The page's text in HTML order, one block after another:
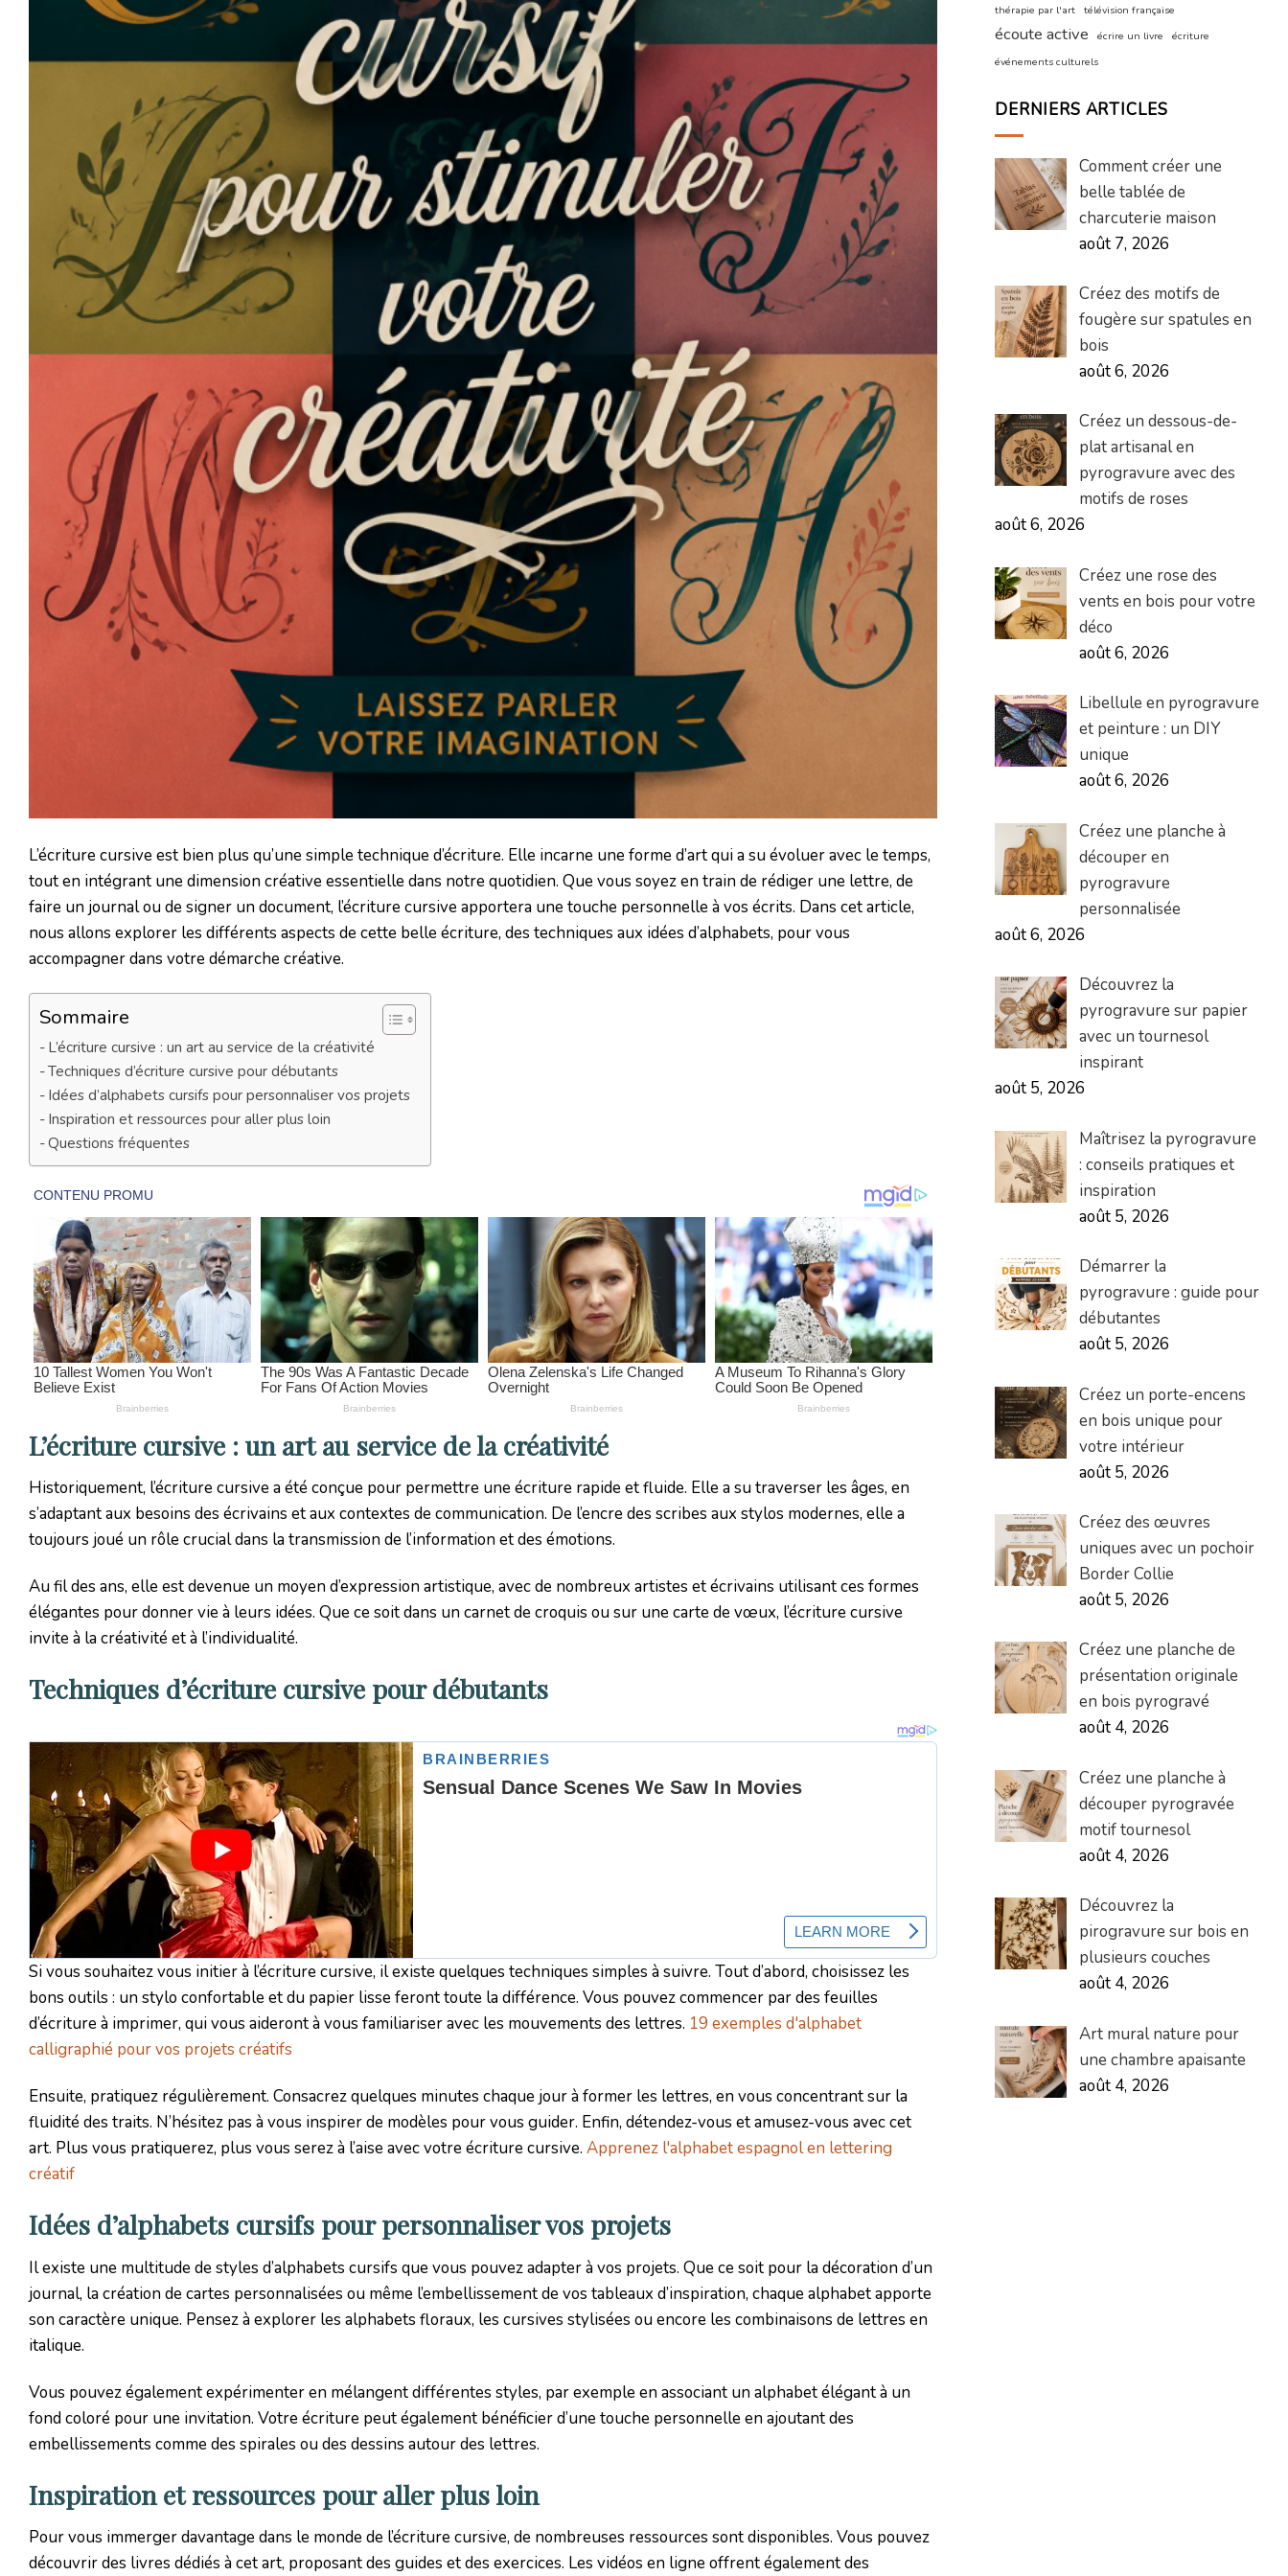
L’écriture cursive est bien plus qu’une simple technique d’écriture. Elle incarne une forme d’art qui a su évoluer avec le temps,
tout en intégrant une dimension créative essentielle dans notre quotidien. Que vous soyez en train de rédiger une lettre, de
faire un journal ou de signer un document, l’écriture cursive apportera une touche personnelle à vos écrits. Dans cet article,
nous allons explorer les différents aspects de cette belle écriture, des techniques aux idées d’alphabets, pour vous
accompagner dans votre démarche créative.
Sommaire
L’écriture cursive : un art au service de la créativité
Techniques d’écriture cursive pour débutants
Idées d’alphabets cursifs pour personnaliser vos projets
Inspiration et ressources pour aller plus loin
Questions fréquentes
L’écriture cursive : un art au service de la créativité
Historiquement, l’écriture cursive a été conçue pour permettre une écriture rapide et fluide. Elle a su traverser les âges, en
s’adaptant aux besoins des écrivains et aux contextes de communication. De l’encre des scribes aux stylos modernes, elle a
toujours joué un rôle crucial dans la transmission de l’information et des émotions.
Au fil des ans, elle est devenue un moyen d’expression artistique, avec de nombreux artistes et écrivains utilisant ces formes
élégantes pour donner vie à leurs idées. Que ce soit dans un carnet de croquis ou sur une carte de vœux, l’écriture cursive
invite à la créativité et à l’individualité.
Techniques d’écriture cursive pour débutants
Si vous souhaitez vous initier à l’écriture cursive, il existe quelques techniques simples à suivre. Tout d’abord, choisissez les
bons outils : un stylo confortable et du papier lisse feront toute la différence. Vous pouvez commencer par des feuilles
d’écriture à imprimer, qui vous aideront à vous familiariser avec les mouvements des lettres. 19 exemples d'alphabet
calligraphié pour vos projets créatifs
Ensuite, pratiquez régulièrement. Consacrez quelques minutes chaque jour à former les lettres, en vous concentrant sur la
fluidité des traits. N’hésitez pas à vous inspirer de modèles pour vous guider. Enfin, détendez-vous et amusez-vous avec cet
art. Plus vous pratiquerez, plus vous serez à l’aise avec votre écriture cursive. Apprenez l'alphabet espagnol en lettering
créatif
Idées d’alphabets cursifs pour personnaliser vos projets
Il existe une multitude de styles d’alphabets cursifs que vous pouvez adapter à vos projets. Que ce soit pour la décoration d’un
journal, la création de cartes personnalisées ou même l’embellissement de vos tableaux d’inspiration, chaque alphabet apporte
son caractère unique. Pensez à explorer les alphabets floraux, les cursives stylisées ou encore les combinaisons de lettres en
italique.
Vous pouvez également expérimenter en mélangent différentes styles, par exemple en associant un alphabet élégant à un
fond coloré pour une invitation. Votre écriture peut également bénéficier d’une touche personnelle en ajoutant des
embellissements comme des spirales ou des dessins autour des lettres.
Inspiration et ressources pour aller plus loin
Pour vous immerger davantage dans le monde de l’écriture cursive, de nombreuses ressources sont disponibles. Vous pouvez
découvrir des livres dédiés à cet art, proposant des guides et des exercices. Les vidéos en ligne offrent également des
thérapie par l'art télévision française
écoute active écrire un livre
écriture
événements culturels
DERNIERS ARTICLES
Comment créer une
belle tablée de
charcuterie maison
août 7, 2026
Créez des motifs de
fougère sur spatules en
bois
août 6, 2026
Créez un dessous-de-
plat artisanal en
pyrogravure avec des
motifs de roses
août 6, 2026
Créez une rose des
vents en bois pour votre
déco
août 6, 2026
Libellule en pyrogravure
et peinture : un DIY
unique
août 6, 2026
Créez une planche à
découper en
pyrogravure
personnalisée
août 6, 2026
Découvrez la
pyrogravure sur papier
avec un tournesol
inspirant
août 5, 2026
Maîtrisez la pyrogravure
: conseils pratiques et
inspiration
août 5, 2026
Démarrer la
pyrogravure : guide pour
débutantes
août 5, 2026
Créez un porte-encens
en bois unique pour
votre intérieur
août 5, 2026
Créez des œuvres
uniques avec un pochoir
Border Collie
août 5, 2026
Créez une planche de
présentation originale
en bois pyrogravé
août 4, 2026
Créez une planche à
découper pyrogravée
motif tournesol
août 4, 2026
Découvrez la
pirogravure sur bois en
plusieurs couches
août 4, 2026
Art mural nature pour
une chambre apaisante
août 4, 2026